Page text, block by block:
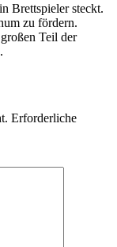
Brettspieler steckt.
zu fördern.
Teil der
Erforderliche